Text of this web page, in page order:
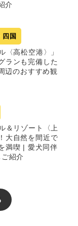
介
四国
〈高松空港〉」
ランも完備した
辺のおすすめ観
＆リゾート〈上
大自然を間近で
満喫 | 愛犬同伴
紹介